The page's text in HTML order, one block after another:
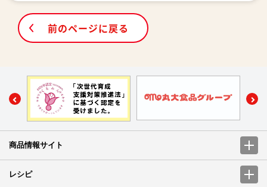
前のページに戻る
商品情報サイト
レシピ